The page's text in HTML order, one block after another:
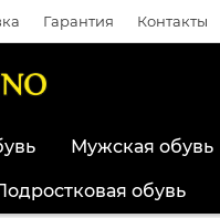
Гарантия Контакты
Мужская обувь
обувь